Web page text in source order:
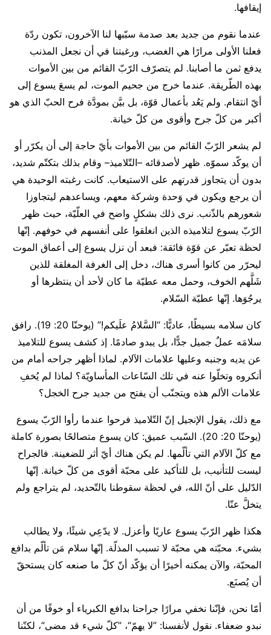
إيقافها.
عندما نقوم من جديد بعد صدمة سبّبها لنا الآخرون، تكون ردّة
فعلنا الأولى مرارًا هي الغضب، ورغبتنا في أن نجعل المذنب
يدفع ثمن ما أصابنا. لم يتصرّف الرّبّ القائم من بين الأموات
بهذه الطّريقة. عندما خرج من جحيم الموت، لم يسعَ يسوع إلى
أيّ انتقام. ولم يَعُد بأعمال قوّة، بل بيَّن بمودَّة فرح الحبّ الذي هو
أكبر من كلّ جرح وأقوى من كلّ خيانة.
لم يشعر الرّبّ القائم من بين الأموات بأيّ حاجة إلى أن يكرّر أو
أن يوكّد سموّه. ظهر لأصدقائه –التّلاميذ– وقام بذلك بتكتّم شديد،
بدون أن يتجاوز قدرتهم على الاستيعاب. كانت رغبته الوحيدة هي
أن يرجع ويكون في وَحدة وشركة معهم، ويساعدهم ليتجاوزا
شعورهم بالذّنب. نرى ذلك بشكلٍ واضح في العلّيّة، حيث ظهر
الرّبّ يسوع لتلاميذه الذين انغلقوا على أنفسهم في خوفهم. إنّها
لحظة تعبّر عن قوّة فائقة: فبعد أن نزل يسوع إلى أعماق الموت
ليحرّر من كانوا أسرى هناك، دخل إلى الغرفة المغلقة للذين
شَلَّهم الخوف، وحمل معه عطيّة ما كان لأحد أن ينتظرها أو
يرجُوَها. إنّها عطيّة السّلام.
كان سلامه بسيطًا، عاديًّا: “السَّلامُ علَيكم!” (يوحنّا 20: 19). رافق
سلامَه عملٌ جميل جدًّا، بل يبدو صادمًا. إذ كشف يسوع للتلاميذ
عن يديه وجنبه وعليها علامات الآلام. لماذا أظهر جراحه أمام من
أنكروه وتخلّوا عنه في تلك السّاعات المأساويّة؟ لماذا لم يُخفِ
علامات الألم هذه ويتجنّب أن يفتح من جديد جرح الخجل؟
مع ذلك، يقول الإنجيل إنّ التّلاميذ فرحوا عندما رأوا الرّبّ يسوع
(يوحنّا 20: 20). السّبب عميق: كان يسوع متصالحًا بصورة كاملة
مع كلّ الآلام التي تألّمها. لم يكن هناك أيّ أثر للضغينة. فالجراح
ليست للتأنيب، بل للتأكيد على محبّة أقوى من كلّ خيانة. إنّها
الدّليل على أنّ الله، في لحظة سقوطنا بالتّحديد، لم يتراجع ولم
يتخلَّ عنّا.
هكذا ظهر الرّبّ يسوع عاريًا وأعزل. لا يدّعِي شيئًا، ولا يطالب
بشيء. محبّته هي محبّة لا تسبب المذلّة. إنّها سلام مَن تألّم بدافع
المحبّة، والآن يمكنه أخيرًا أن يؤكّد أنّ كلّ ما صنعه كان يستحقّ
أن يُصنَع.
أمّا نحن، فإنّنا نخفي مرارًا جراحنا بدافع الكبرياء أو خوفًا من أن
نبدو ضعفاء. نقول لأنفسنا: ”لا يهمّ“، ”كلّ شيء قد مضى“، لكنّنا